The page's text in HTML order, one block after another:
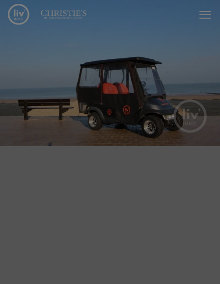
Menu overslaan en naar de inhoud gaan